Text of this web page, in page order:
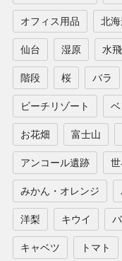
オフィス用品 北海
仙台 湿原 水
階段 桜 バラ
ビーチリゾート
お花畑 富士山
アンコール遺跡
みかん・オレンジ
洋梨 キウイ
キャベツ トマト